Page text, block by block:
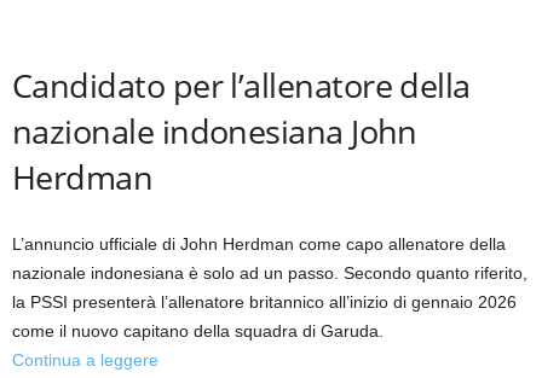
Candidato per l’allenatore della
nazionale indonesiana John
Herdman
L’annuncio ufficiale di John Herdman come capo allenatore della
nazionale indonesiana è solo ad un passo. Secondo quanto riferito,
la PSSI presenterà l’allenatore britannico all’inizio di gennaio 2026
come il nuovo capitano della squadra di Garuda.
Continua a leggere